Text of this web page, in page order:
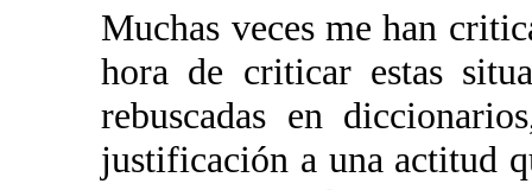
Muchas veces me han
hora de criticar estas
rebuscadas en
justificación a una actitud